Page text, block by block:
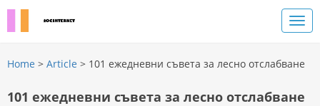
Home > Article > 101 ежедневни съвета за лесно отслабване
101 ежедневни съвета за лесно отслабване